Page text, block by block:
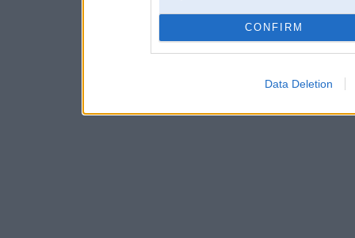
CONFIRM
Data Deletion